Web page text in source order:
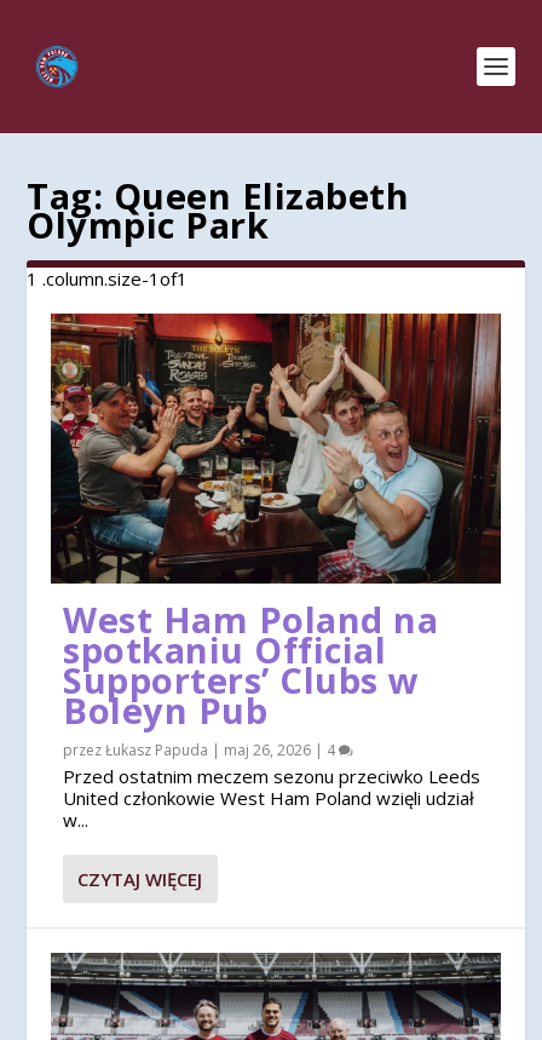
Tag: Queen Elizabeth
Olympic Park
West Ham Poland na
spotkaniu Official
Supporters’ Clubs w
Boleyn Pub
przezŁukasz Papuda | maj 26, 2026 | 4
Przed ostatnim meczem sezonu przeciwko Leeds
United członkowie West Ham Poland wzięli udział
w...
CZYTAJ WIĘCEJ